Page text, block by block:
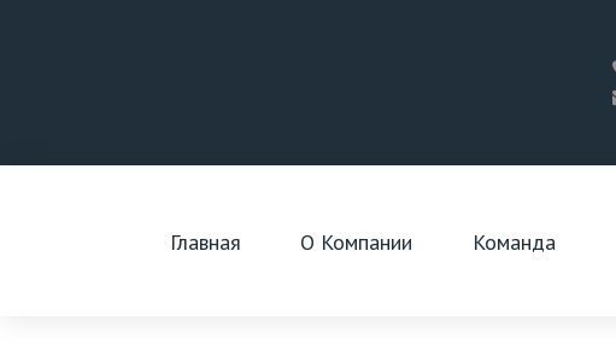
Главная О Компании Команда